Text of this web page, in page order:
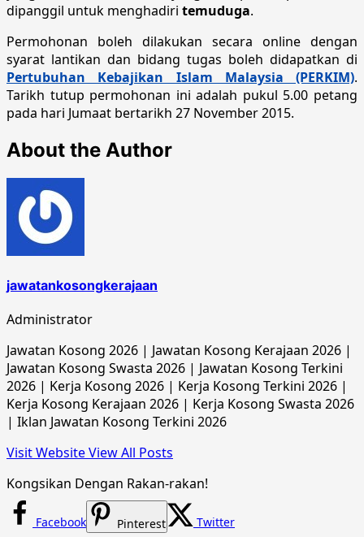
dipanggil untuk menghadiri temuduga.
Permohonan boleh dilakukan secara online dengan
syarat lantikan dan bidang tugas boleh didapatkan di
Pertubuhan Kebajikan Islam Malaysia (PERKIM).
Tarikh tutup permohonan ini adalah pukul 5.00 petang
pada hari Jumaat bertarikh 27 November 2015.
About the Author
jawatankosongkerajaan
Administrator
Jawatan Kosong 2026 | Jawatan Kosong Kerajaan 2026 |
Jawatan Kosong Swasta 2026 | Jawatan Kosong Terkini
2026 | Kerja Kosong 2026 | Kerja Kosong Terkini 2026 |
Kerja Kosong Kerajaan 2026 | Kerja Kosong Swasta 2026
| Iklan Jawatan Kosong Terkini 2026
Visit WebsiteView All Posts
Kongsikan Dengan Rakan-rakan!
Facebook Pinterest Twitter